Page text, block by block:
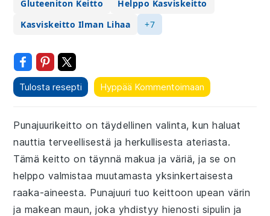
Gluteeniton Keitto
Helppo Kasviskeitto
Kasviskeitto Ilman Lihaa
+7
Tulosta resepti Hyppää Kommentoimaan
Punajuurikeitto on täydellinen valinta, kun haluat
nauttia terveellisestä ja herkullisesta ateriasta.
Tämä keitto on täynnä makua ja väriä, ja se on
helppo valmistaa muutamasta yksinkertaisesta
raaka-aineesta. Punajuuri tuo keittoon upean värin
ja makean maun, joka yhdistyy hienosti sipulin ja